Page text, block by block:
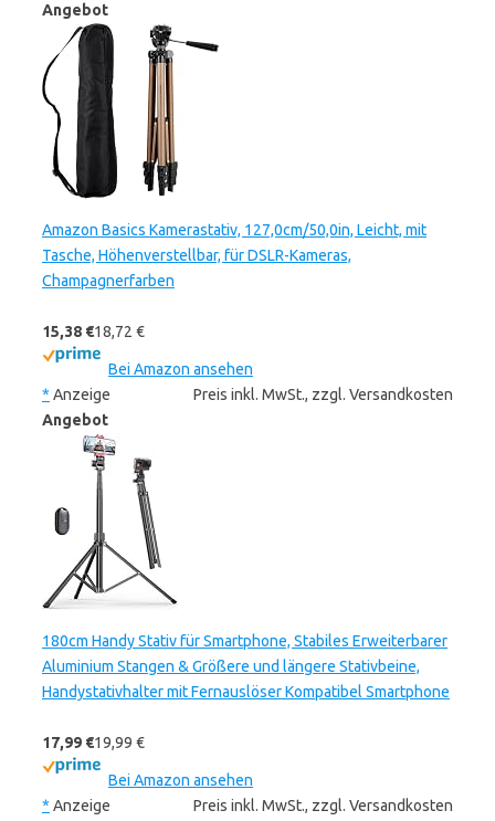
Angebot
Amazon Basics Kamerastativ, 127,0cm/50,0in, Leicht, mit
Tasche, Höhenverstellbar, für DSLR-Kameras,
Champagnerfarben
15,38 €18,72 €
Bei Amazon ansehen
* Anzeige
Preis inkl. MwSt., zzgl. Versandkosten
Angebot
180cm Handy Stativ für Smartphone, Stabiles Erweiterbarer
Aluminium Stangen & Größere und längere Stativbeine,
Handystativhalter mit Fernauslöser Kompatibel Smartphone
17,99 €19,99 €
Bei Amazon ansehen
* Anzeige
Preis inkl. MwSt., zzgl. Versandkosten